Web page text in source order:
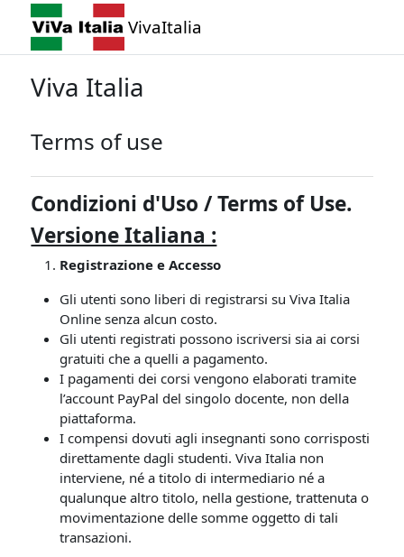
Vai al contenuto principale
VivaItalia
Viva Italia
Terms of use
Condizioni d'Uso /Terms of Use.
Versione Italiana :
Registrazione e Accesso
Gli utenti sono liberi di registrarsi su Viva Italia
Online senza alcun costo.
Gli utenti registrati possono iscriversi sia ai corsi
gratuiti che a quelli a pagamento.
I pagamenti dei corsi vengono elaborati tramite
l’account PayPal del singolo docente, non della
piattaforma.
I compensi dovuti agli insegnanti sono corrisposti
direttamente dagli studenti. Viva Italia non
interviene, né a titolo di intermediario né a
qualunque altro titolo, nella gestione, trattenuta o
movimentazione delle somme oggetto di tali
transazioni.